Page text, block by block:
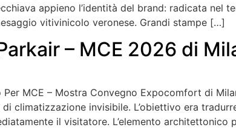
appieno l’identità del brand: radicata nel
vitivinicolo veronese. Grandi stampe […]
– MCE 2026 di
Per MCE – Mostra Convegno Expocomfort di
climatizzazione invisibile. L’obiettivo era
il visitatore. L’elemento architettonico